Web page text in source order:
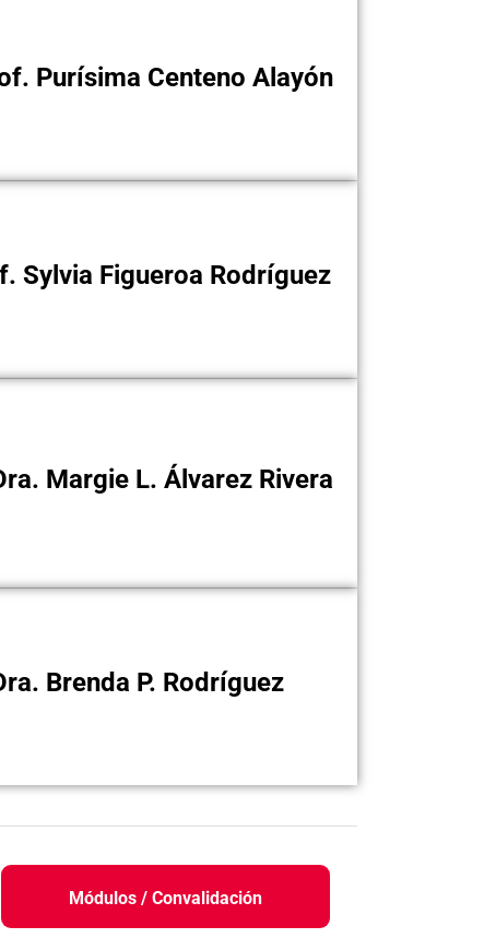
Purísima Centeno Alayón
Sylvia Figueroa Rodríguez
Margie L. Álvarez Rivera
Brenda P. Rodríguez
Módulos / Convalidación